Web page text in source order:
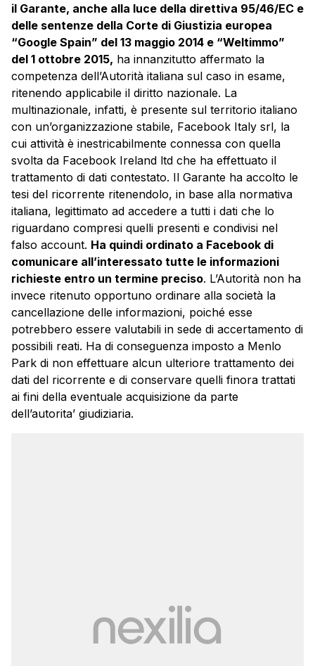
il Garante, anche alla luce della direttiva 95/46/EC e
delle sentenze della Corte di Giustizia europea
“Google Spain” del 13 maggio 2014 e “Weltimmo”
del 1 ottobre 2015, ha innanzitutto affermato la
competenza dell’Autorità italiana sul caso in esame,
ritenendo applicabile il diritto nazionale. La
multinazionale, infatti, è presente sul territorio italiano
con un’organizzazione stabile, Facebook Italy srl, la
cui attività è inestricabilmente connessa con quella
svolta da Facebook Ireland ltd che ha effettuato il
trattamento di dati contestato. Il Garante ha accolto le
tesi del ricorrente ritenendolo, in base alla normativa
italiana, legittimato ad accedere a tutti i dati che lo
riguardano compresi quelli presenti e condivisi nel
falso account. Ha quindi ordinato a Facebook di
comunicare all’interessato tutte le informazioni
richieste entro un termine preciso. L’Autorità non ha
invece ritenuto opportuno ordinare alla società la
cancellazione delle informazioni, poiché esse
potrebbero essere valutabili in sede di accertamento di
possibili reati. Ha di conseguenza imposto a Menlo
Park di non effettuare alcun ulteriore trattamento dei
dati del ricorrente e di conservare quelli finora trattati
ai fini della eventuale acquisizione da parte
dell’autorita’ giudiziaria.